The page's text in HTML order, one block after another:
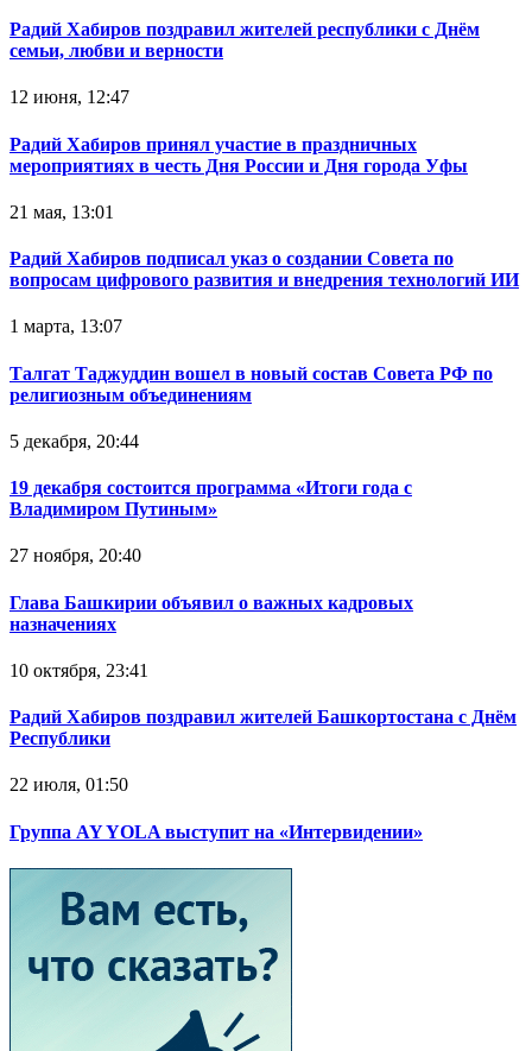
Радий Хабиров поздравил жителей республики с Днём
семьи, любви и верности
12 июня, 12:47
Радий Хабиров принял участие в праздничных
мероприятиях в честь Дня России и Дня города Уфы
21 мая, 13:01
Радий Хабиров подписал указ о создании Совета по
вопросам цифрового развития и внедрения технологий ИИ
1 марта, 13:07
Талгат Таджуддин вошел в новый состав Совета РФ по
религиозным объединениям
5 декабря, 20:44
19 декабря состоится программа «Итоги года с
Владимиром Путиным»
27 ноября, 20:40
Глава Башкирии объявил о важных кадровых
назначениях
10 октября, 23:41
Радий Хабиров поздравил жителей Башкортостана с Днём
Республики
22 июля, 01:50
Группа AY YOLA выступит на «Интервидении»